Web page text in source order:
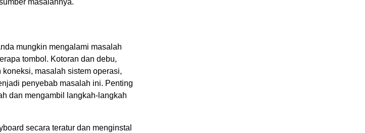
masalahnya.
mungkin mengalami masalah
tombol. Kotoran dan debu,
masalah sistem operasi,
penyebab masalah ini. Penting
dan mengambil langkah-langkah
secara teratur dan menginstal